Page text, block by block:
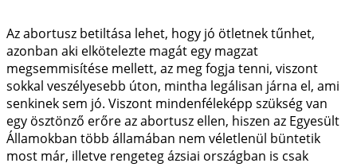
Az abortusz betiltása lehet, hogy jó ötletnek tűnhet,
azonban aki elkötelezte magát egy magzat
megsemmisítése mellett, az meg fogja tenni, viszont
sokkal veszélyesebb úton, mintha legálisan járna el, ami
senkinek sem jó. Viszont mindenféleképp szükség van
egy ösztönző erőre az abortusz ellen, hiszen az Egyesült
Államokban több államában nem véletlenül büntetik
most már, illetve rengeteg ázsiai országban is csak